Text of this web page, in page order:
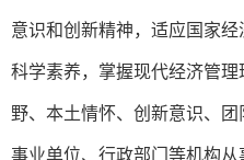
意识和创新精神，适应国家
科学素养，掌握现代经济管
野、本土情怀、创新意识、
事业单位、行政部门等机构